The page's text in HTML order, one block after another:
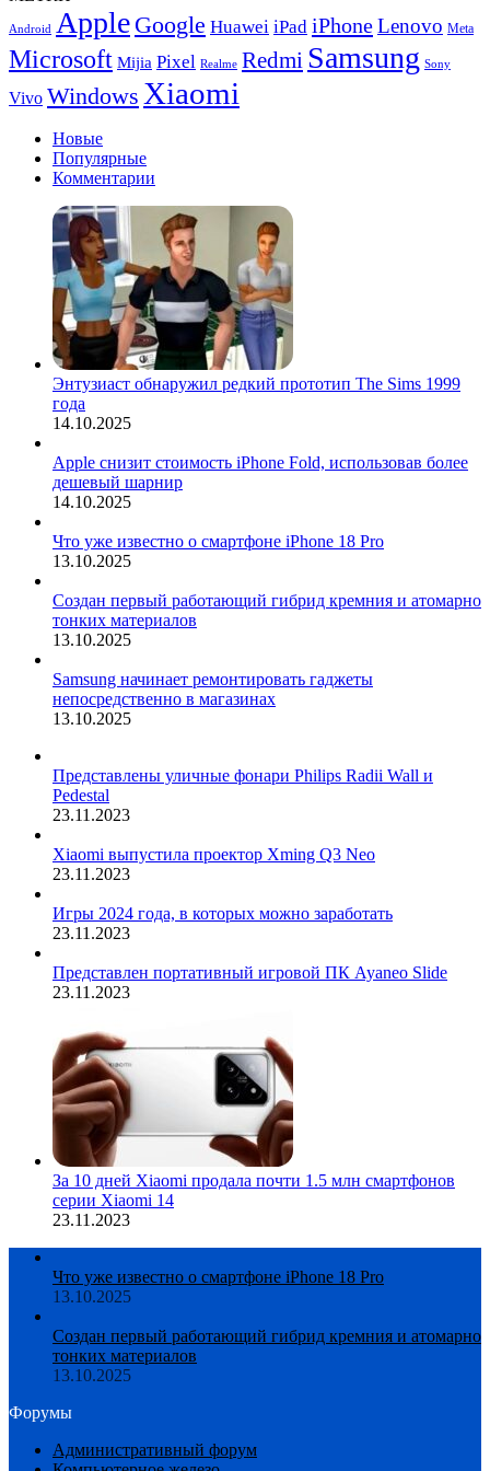
под
капотом
Android Apple Google Huawei iPad iPhoneLenovo Meta
Microsoft Mijia Pixel Realme Redmi Samsung Sony
Vivo Windows Xiaomi
Новые
Популярные
Комментарии
Энтузиаст обнаружил редкий прототип The Sims 1999
года
14.10.2025
Apple снизит стоимость iPhone Fold, использовав более
дешевый шарнир
14.10.2025
Что уже известно о смартфоне iPhone 18 Pro
13.10.2025
Создан первый работающий гибрид кремния и атомарно
тонких материалов
13.10.2025
Samsung начинает ремонтировать гаджеты
непосредственно в магазинах
13.10.2025
Представлены уличные фонари Philips Radii Wall и
Pedestal
23.11.2023
Xiaomi выпустила проектор Xming Q3 Neo
23.11.2023
Игры 2024 года, в которых можно заработать
23.11.2023
Представлен портативный игровой ПК Ayaneo Slide
23.11.2023
За 10 дней Xiaomi продала почти 1.5 млн смартфонов
серии Xiaomi 14
23.11.2023
Что уже известно о смартфоне iPhone 18 Pro
13.10.2025
Создан первый работающий гибрид кремния и атомарно
тонких материалов
13.10.2025
Форумы
Административный форум